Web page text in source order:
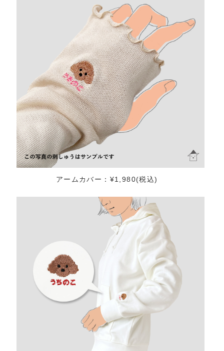
アームカバー：¥1,980(税込)